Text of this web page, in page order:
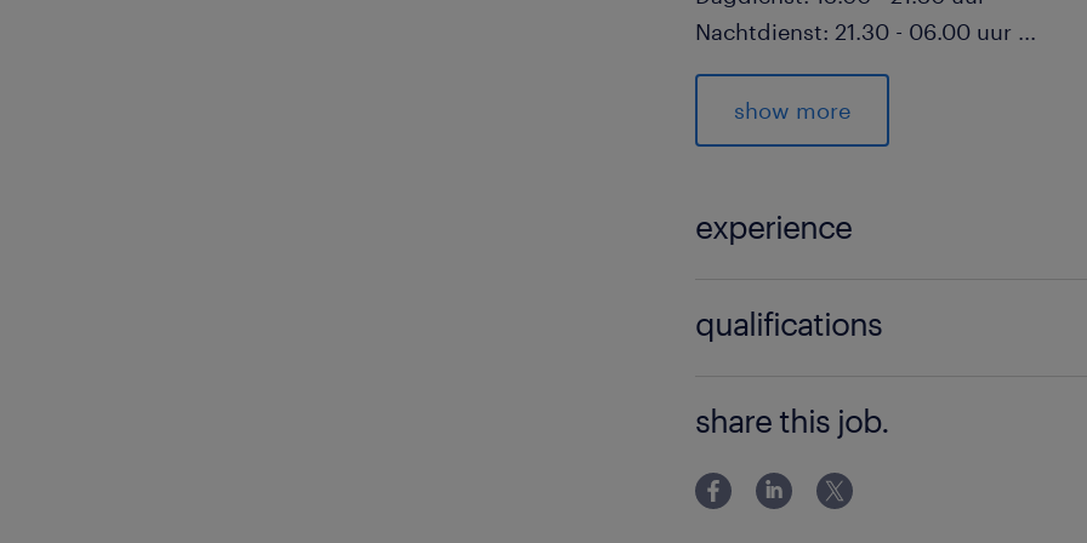
Nachtdienst: 21.30 - 06.00 uur ...
Je start op zondagnacht en werkt
ochtendshift.
binnen het depot
Communiceren met collega’s en
vooral in het Engels
show more
experience
qualifications
share this job.